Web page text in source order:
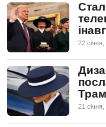
22 сiчня,
21 сiчня,